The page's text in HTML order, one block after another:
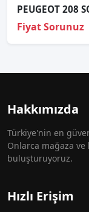
Fiyat Sorunuz
Hakkımızda
Türkiye'nin en
Onlarca mağaza
buluşturuyoruz.
Hızlı Erişim